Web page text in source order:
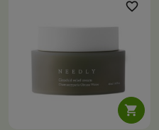

favorite_border